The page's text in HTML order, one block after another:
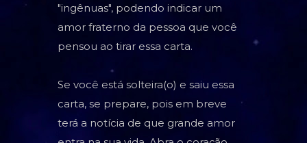
"ingênuas", podendo indicar um
amor fraterno da pessoa que você
pensou ao tirar essa carta.
Se você está solteira(o) e saiu essa
carta, se prepare, pois em breve
terá a notícia de que grande amor